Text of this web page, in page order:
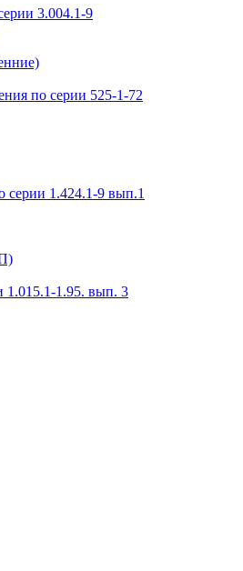
3.004.1-9
по серии 525-1-72
серии 1.424.1-9 вып.1
1.95. вып. 3